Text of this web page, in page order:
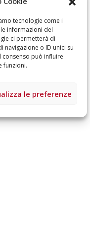
tecnologie come i
informazioni del
ci permetterà di
o ID unici su
può influire
funzioni.
le preferenze
anni di Fondazione
Giugno 15, 2026
18 e 19 dicembre
Doppio gospel